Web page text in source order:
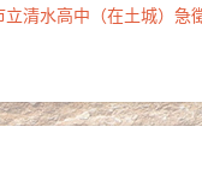
立清水高中（在土城）急